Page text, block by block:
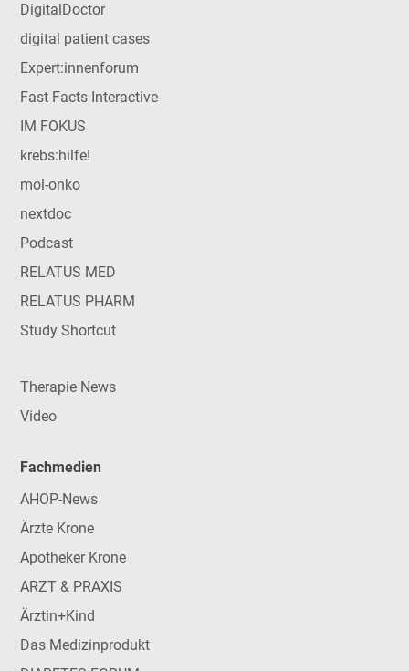
DigitalDoctor
digital patient cases
Expert:innenforum
Fast Facts Interactive
IM FOKUS
krebs:hilfe!
mol-onko
nextdoc
Podcast
RELATUS MED
RELATUS PHARM
Study Shortcut
Therapie News
Video
Fachmedien
AHOP-News
Ärzte Krone
Apotheker Krone
ARZT & PRAXIS
Ärztin+Kind
Das Medizinprodukt